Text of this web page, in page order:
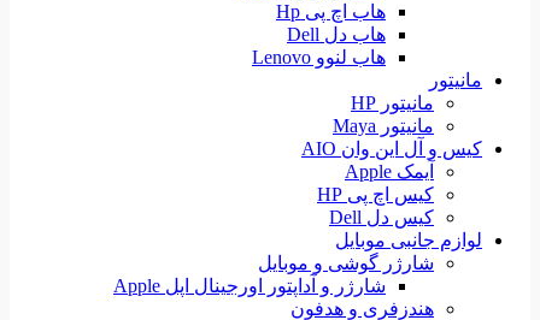
هاب اچ پی Hp
هاب دل Dell
هاب لنوو Lenovo
مانیتور
مانیتور HP
مانیتور Maya
کیس و آل این وان AIO
آیمک Apple
کیس اچ پی HP
کیس دل Dell
لوازم جانبی موبایل
شارژر گوشی و موبایل
شارژر و آداپتور اورجینال اپل Apple
هندزفری و هدفون